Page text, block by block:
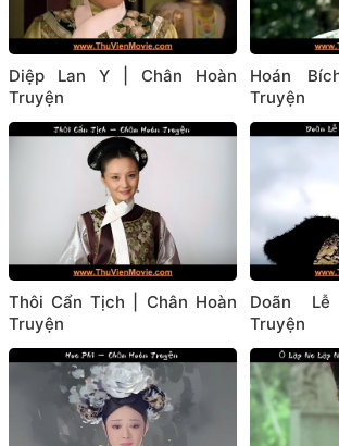
Diệp Lan Y | Chân Hoàn
Truyện
Hoán
Truyện
Thôi Cẩn Tịch | Chân Hoàn
Truyện
Doãn
Truyện